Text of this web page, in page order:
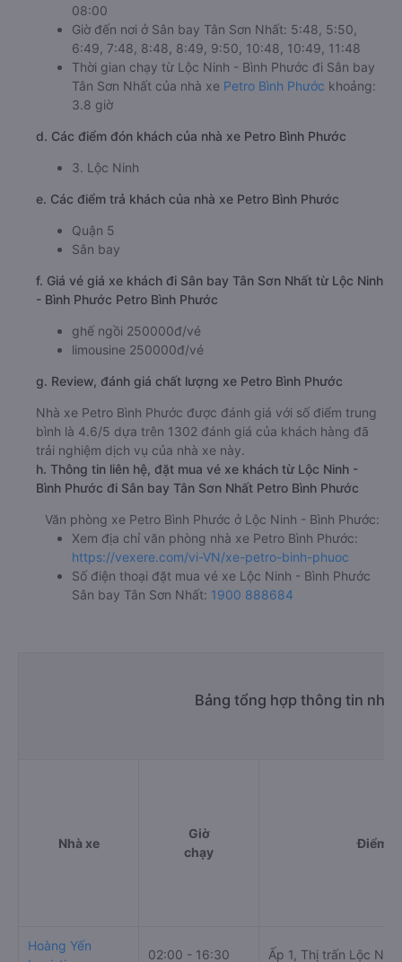
08:00
Giờ đến nơi ở Sân bay Tân Sơn Nhất: 5:48, 5:50,
6:49, 7:48, 8:48, 8:49, 9:50, 10:48, 10:49, 11:48
Thời gian chạy từ Lộc Ninh - Bình Phước đi Sân bay
Tân Sơn Nhất của nhà xe Petro Bình Phước khoảng:
3.8 giờ
d. Các điểm đón khách của nhà xe Petro Bình Phước
3. Lộc Ninh
e. Các điểm trả khách của nhà xe Petro Bình Phước
Quận 5
Sân bay
f. Giá vé giá xe khách đi Sân bay Tân Sơn Nhất từ Lộc Ninh
- Bình Phước Petro Bình Phước
ghế ngồi 250000đ/vé
limousine 250000đ/vé
g. Review, đánh giá chất lượng xe Petro Bình Phước
Nhà xe Petro Bình Phước được đánh giá với số điểm trung
bình là 4.6/5 dựa trên 1302 đánh giá của khách hàng đã
trải nghiệm dịch vụ của nhà xe này.
h. Thông tin liên hệ, đặt mua vé xe khách từ Lộc Ninh -
Bình Phước đi Sân bay Tân Sơn Nhất Petro Bình Phước
Văn phòng xe Petro Bình Phước ở Lộc Ninh - Bình Phước:
Xem địa chỉ văn phòng nhà xe Petro Bình Phước:
https://vexere.com/vi-VN/xe-petro-binh-phuoc
Số điện thoại đặt mua vé xe Lộc Ninh - Bình Phước
Sân bay Tân Sơn Nhất: 1900 888684
Bảng tổng hợp thông tin nhà
Nhà xe
Giờ
chạy
Điểm đi
Hoàng Yến
02:00 - 16:30 Ấp 1, Thị trấn Lộc Ninh